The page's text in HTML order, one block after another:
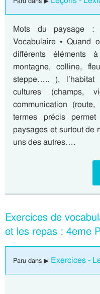
Mots du paysage :
Vocabulaire • Quand
différents éléments
montagne, colline,
steppe….. ),
cultures
communication
termes précis
paysages et surtout de
uns des autres….
Exercices de
et les repas : 4eme
Paru dans ▶ Exercices -